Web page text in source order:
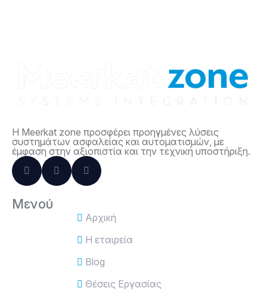
Η Meerkat zone προσφέρει προηγμένες λύσεις
συστημάτων ασφαλείας και αυτοματισμών, με
έμφαση στην αξιοπιστία και την τεχνική υποστήριξη.
Μενού
Αρχική
Η εταιρεία
Blog
Θέσεις Εργασίας